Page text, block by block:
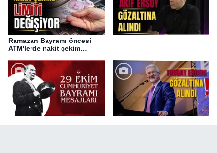
Ramazan Bayramı öncesi
ATM'lerde nakit çekim